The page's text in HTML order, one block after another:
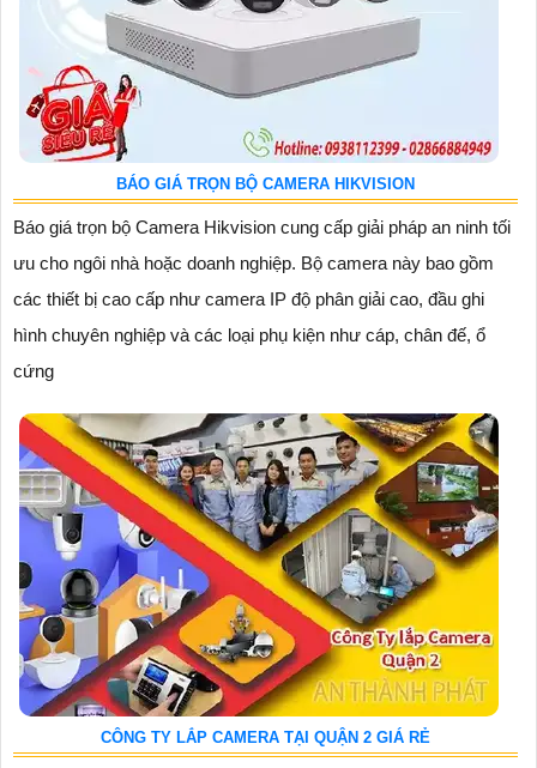
BÁO GIÁ TRỌN BỘ CAMERA HIKVISION
Báo giá trọn bộ Camera Hikvision cung cấp giải pháp an ninh tối
ưu cho ngôi nhà hoặc doanh nghiệp. Bộ camera này bao gồm
các thiết bị cao cấp như camera IP độ phân giải cao, đầu ghi
hình chuyên nghiệp và các loại phụ kiện như cáp, chân đế, ổ
cứng
CÔNG TY LẮP CAMERA TẠI QUẬN 2 GIÁ RẺ